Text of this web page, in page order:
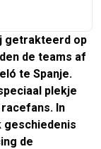
getrakteerd op
de teams af
te Spanje.
plekje
In
geschiedenis
de